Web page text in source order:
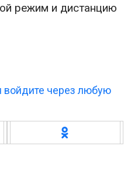
режим и дистанцию
через любую